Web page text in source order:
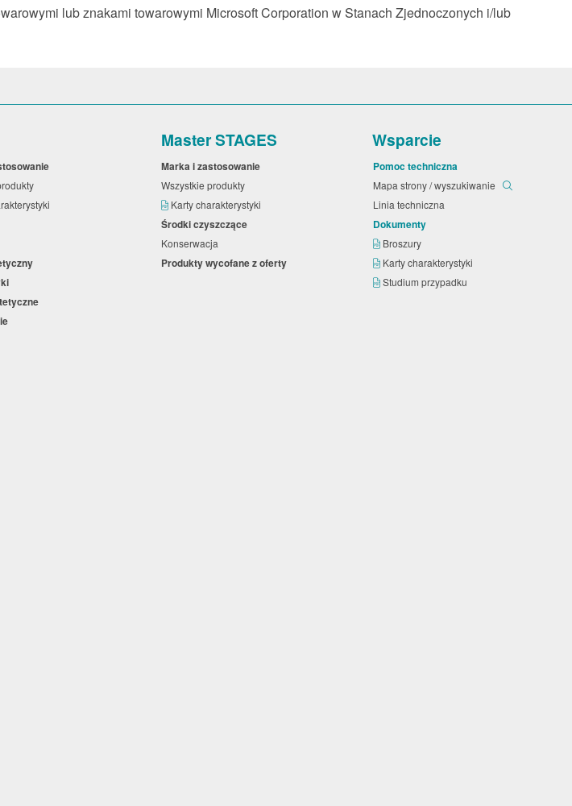
lub znakami towarowymi Microsoft Corporation w Stanach Zjednoczonych i/lub
Master STAGES
Marka i zastosowanie
Wszystkie produkty
Karty charakterystyki
Środki czyszczące
Konserwacja
Produkty wycofane z oferty
Wsparcie
Pomoc techniczna
Mapa strony / wyszukiwanie
Linia techniczna
Dokumenty
Broszury
Karty charakterystyki
Studium przypadku